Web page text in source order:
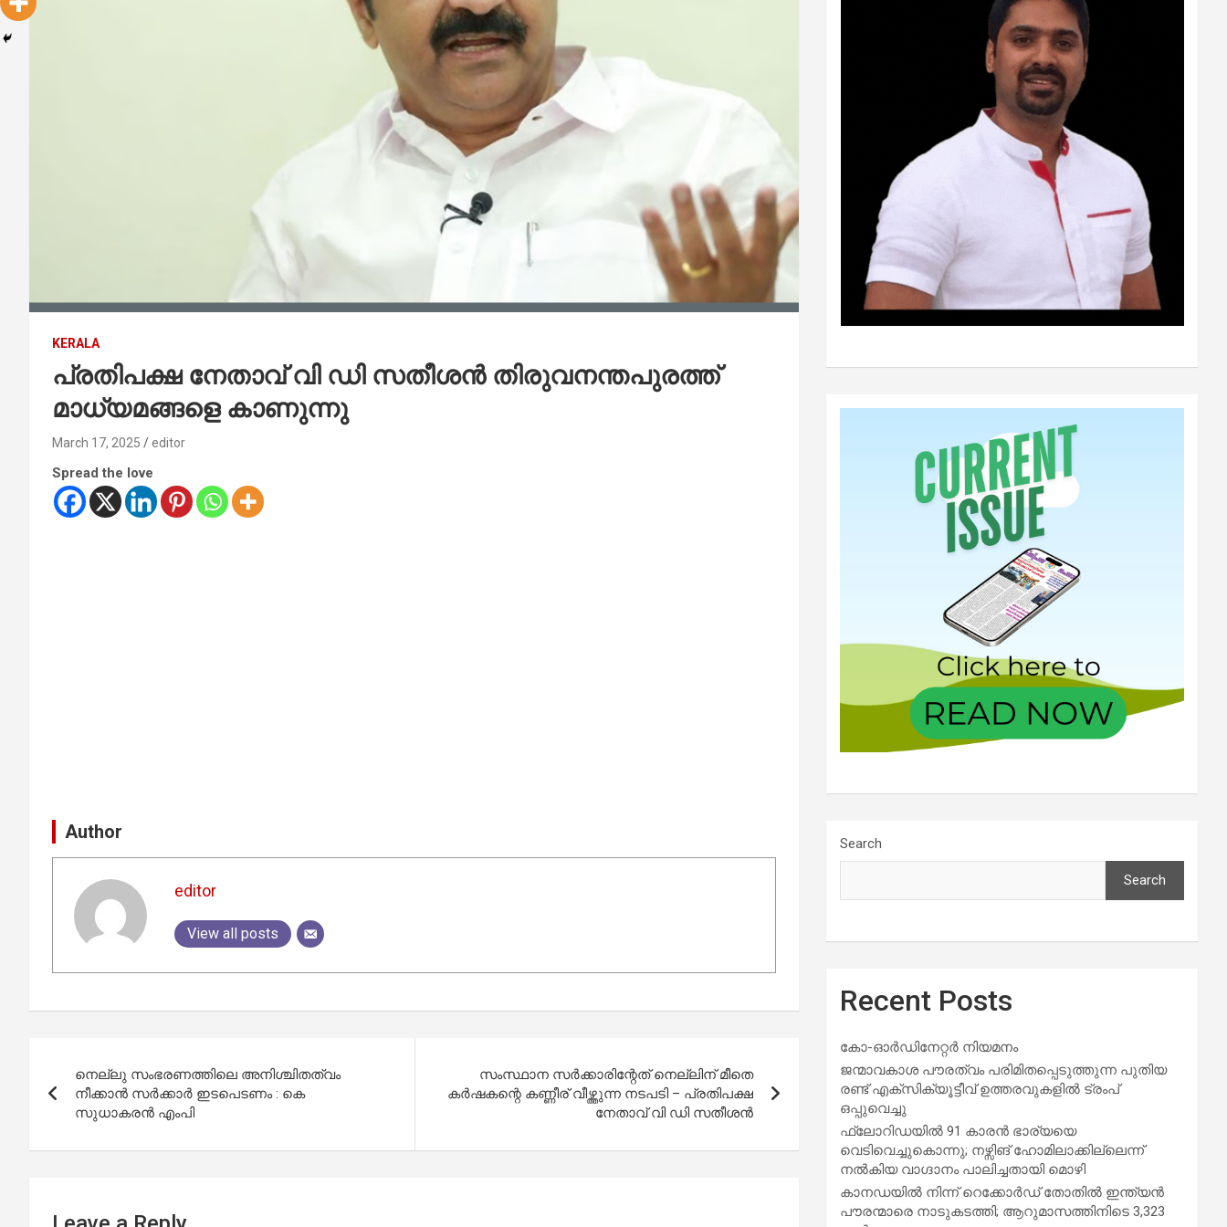
KERALA
പ്രതിപക്ഷ നേതാവ് വി ഡി സതീശന്‍ തിരുവനന്തപുരത്ത്
മാധ്യമങ്ങളെ കാണുന്നു
March 17, 2025 editor
Spread the love
Author
editor
View all posts
navigation
നെല്ലു സംഭരണത്തിലെ അനിശ്ചിതത്വം
നീക്കാന്‍ സര്‍ക്കാര്‍ ഇടപെടണം : കെ
സുധാകരന്‍ എംപി
സംസ്ഥാന സര്‍ക്കാരിന്റേത് നെല്ലിന് മീതെ
കര്‍ഷകന്റെ കണ്ണീര് വീഴ്ത്തുന്ന നടപടി – പ്രതിപക്ഷ
നേതാവ് വി ഡി സതീശന്‍
Search
Search
Recent Posts
കോ-ഓർഡിനേറ്റർ നിയമനം
ജന്മാവകാശ പൗരത്വം പരിമിതപ്പെടുത്തുന്ന പുതിയ
രണ്ട് എക്സിക്യൂട്ടീവ് ഉത്തരവുകളിൽ ട്രംപ്
ഒപ്പുവെച്ചു
ഫ്ലോറിഡയിൽ 91 കാരൻ ഭാര്യയെ
വെടിവെച്ചുകൊന്നു; നഴ്സിങ് ഹോമിലാക്കില്ലെന്ന്
നൽകിയ വാഗ്ദാനം പാലിച്ചതായി മൊഴി
കാനഡയിൽ നിന്ന് റെക്കോർഡ് തോതിൽ ഇന്ത്യൻ
പൗരന്മാരെ നാടുകടത്തി; ആറുമാസത്തിനിടെ 3,323